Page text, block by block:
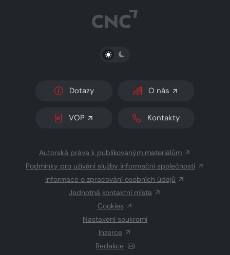
PŘEPNOUT SVĚTLÝ/TMAVÝ REŽIM
Dotazy O nás
VOP Kontakty
Autorská práva k publikovaným materiálům
Podmínky pro užívání služby informační společnosti
Informace o zpracování osobních údajů
Jednotná kontaktní místa
Cookies
Nastavení soukromí
Inzerce
Redakce